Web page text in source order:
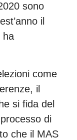
sono
il
ha
come
il
si fida del
di
che il MAS